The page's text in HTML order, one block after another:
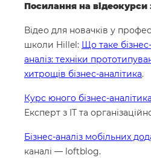
Посилання на відеокурси
Відео для новачків у
школи Hillel: Що таке
аналіз: техніки
хитрощів бізнес-аналітика.
Курс юного бізнес-аналітика
Експерт з IT та
Бізнес-аналіз мобільних
каналі — loftblog.